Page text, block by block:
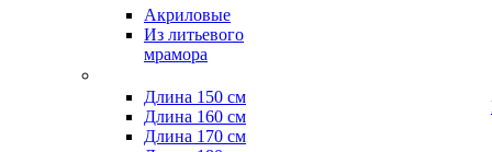
Акриловые
Из литьевого
мрамора
Длина 150 см
Длина 160 см
Длина 170 см